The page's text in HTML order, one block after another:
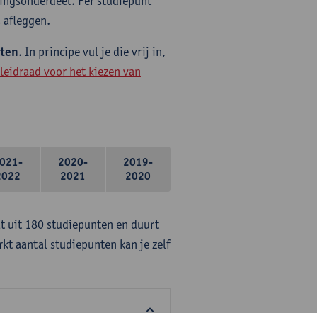
afleggen.
. In principe vul je die vrij in,
leidraad voor het kiezen van
2020-
2021
2019-
2020
uit 180 studiepunten en duurt
aantal studiepunten kan je zelf